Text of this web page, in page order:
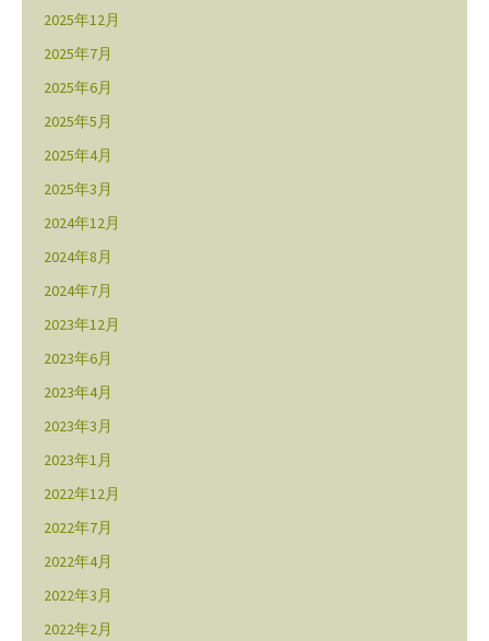
2025年12月
2025年7月
2025年6月
2025年5月
2025年4月
2025年3月
2024年12月
2024年8月
2024年7月
2023年12月
2023年6月
2023年4月
2023年3月
2023年1月
2022年12月
2022年7月
2022年4月
2022年3月
2022年2月